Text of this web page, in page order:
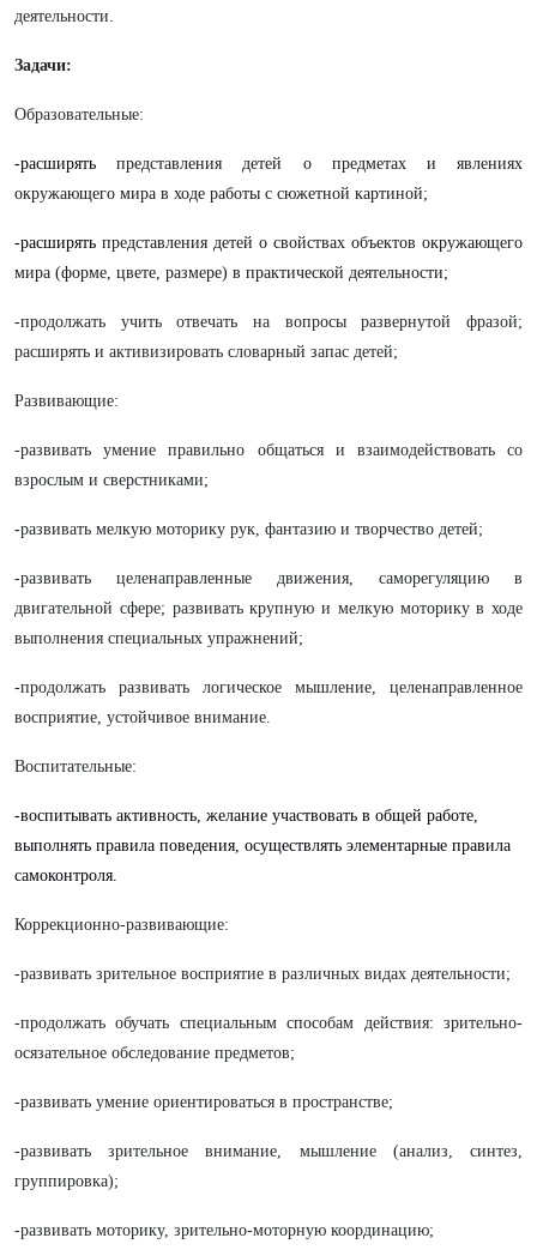
деятельности.
Задачи:
Образовательные:
-расширять представления детей о предметах и явлениях
окружающего мира в ходе работы с сюжетной картиной;
-расширять представления детей о свойствах объектов окружающего
мира (форме, цвете, размере) в практической деятельности;
-продолжать учить отвечать на вопросы развернутой фразой;
расширять и активизировать словарный запас детей;
Развивающие:
-развивать умение правильно общаться и взаимодействовать со
взрослым и сверстниками;
-развивать мелкую моторику рук, фантазию и творчество детей;
-развивать целенаправленные движения, саморегуляцию в
двигательной сфере; развивать крупную и мелкую моторику в ходе
выполнения специальных упражнений;
-продолжать развивать логическое мышление, целенаправленное
восприятие, устойчивое внимание.
Воспитательные:
-воспитывать активность, желание участвовать в общей работе,
выполнять правила поведения, осуществлять элементарные правила
самоконтроля.
Коррекционно-развивающие:
-развивать зрительное восприятие в различных видах деятельности;
-продолжать обучать специальным способам действия: зрительно-
осязательное обследование предметов;
-развивать умение ориентироваться в пространстве;
-развивать зрительное внимание, мышление (анализ, синтез,
группировка);
-развивать моторику, зрительно-моторную координацию;